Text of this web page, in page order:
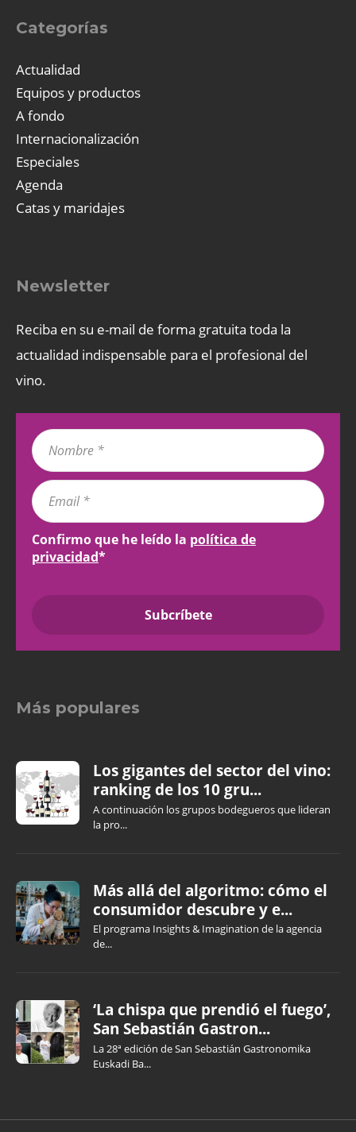
Categorías
Actualidad
Equipos y productos
A fondo
Internacionalización
Especiales
Agenda
Catas y maridajes
Newsletter
Reciba en su e-mail de forma gratuita toda la
actualidad indispensable para el profesional del
vino.
Confirmo que he leído la política de
privacidad*
Más populares
Los gigantes del sector del vino:
ranking de los 10 gru...
A continuación los grupos bodegueros que lideran
la pro...
Más allá del algoritmo: cómo el
consumidor descubre y e...
El programa Insights & Imagination de la agencia
de...
‘La chispa que prendió el fuego’,
San Sebastián Gastron...
La 28ª edición de San Sebastián Gastronomika
Euskadi Ba...